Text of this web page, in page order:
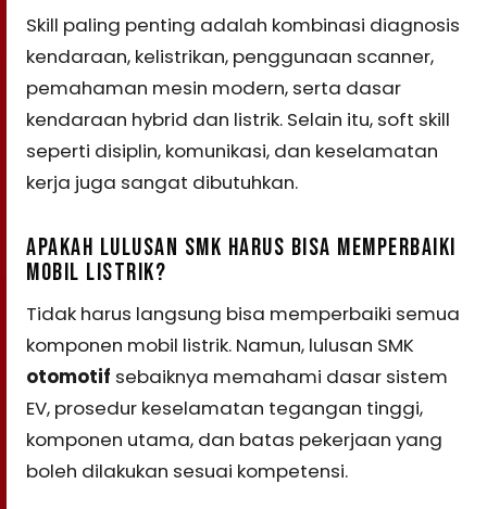
Skill paling penting adalah kombinasi diagnosis
kendaraan, kelistrikan, penggunaan scanner,
pemahaman mesin modern, serta dasar
kendaraan hybrid dan listrik. Selain itu, soft skill
seperti disiplin, komunikasi, dan keselamatan
kerja juga sangat dibutuhkan.
APAKAH LULUSAN SMK HARUS BISA MEMPERBAIKI
MOBIL LISTRIK?
Tidak harus langsung bisa memperbaiki semua
komponen mobil listrik. Namun, lulusan SMK
otomotif sebaiknya memahami dasar sistem
EV, prosedur keselamatan tegangan tinggi,
komponen utama, dan batas pekerjaan yang
boleh dilakukan sesuai kompetensi.